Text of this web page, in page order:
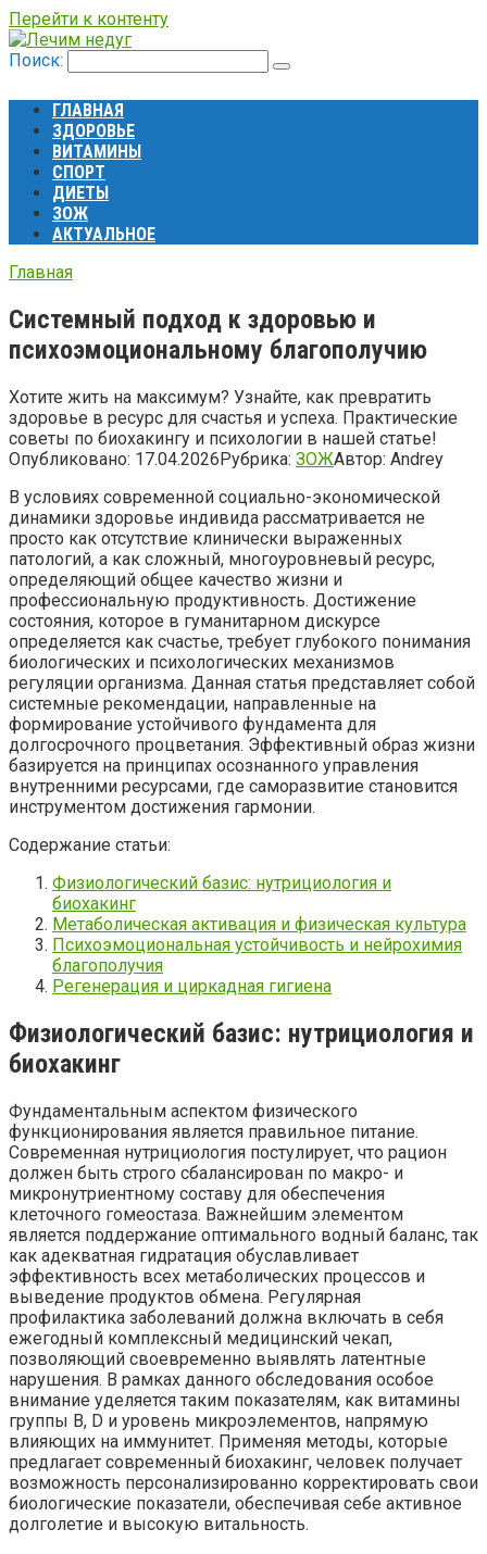
Перейти к контенту
Поиск:
ГЛАВНАЯ
ЗДОРОВЬЕ
ВИТАМИНЫ
СПОРТ
ДИЕТЫ
ЗОЖ
АКТУАЛЬНОЕ
Главная
Системный подход к здоровью и
психоэмоциональному благополучию
Хотите жить на максимум? Узнайте, как превратить
здоровье в ресурс для счастья и успеха. Практические
советы по биохакингу и психологии в нашей статье!
Опубликовано: 17.04.2026Рубрика: ЗОЖАвтор: Andrey
В условиях современной социально-экономической
динамики здоровье индивида рассматривается не
просто как отсутствие клинически выраженных
патологий, а как сложный, многоуровневый ресурс,
определяющий общее качество жизни и
профессиональную продуктивность. Достижение
состояния, которое в гуманитарном дискурсе
определяется как счастье, требует глубокого понимания
биологических и психологических механизмов
регуляции организма. Данная статья представляет собой
системные рекомендации, направленные на
формирование устойчивого фундамента для
долгосрочного процветания. Эффективный образ жизни
базируется на принципах осознанного управления
внутренними ресурсами, где саморазвитие становится
инструментом достижения гармонии.
Содержание статьи:
Физиологический базис: нутрициология и
биохакинг
Метаболическая активация и физическая культура
Психоэмоциональная устойчивость и нейрохимия
благополучия
Регенерация и циркадная гигиена
Физиологический базис: нутрициология и
биохакинг
Фундаментальным аспектом физического
функционирования является правильное питание.
Современная нутрициология постулирует, что рацион
должен быть строго сбалансирован по макро- и
микронутриентному составу для обеспечения
клеточного гомеостаза. Важнейшим элементом
является поддержание оптимального водный баланс, так
как адекватная гидратация обуславливает
эффективность всех метаболических процессов и
выведение продуктов обмена. Регулярная
профилактика заболеваний должна включать в себя
ежегодный комплексный медицинский чекап,
позволяющий своевременно выявлять латентные
нарушения. В рамках данного обследования особое
внимание уделяется таким показателям, как витамины
группы B, D и уровень микроэлементов, напрямую
влияющих на иммунитет. Применяя методы, которые
предлагает современный биохакинг, человек получает
возможность персонализированно корректировать свои
биологические показатели, обеспечивая себе активное
долголетие и высокую витальность.